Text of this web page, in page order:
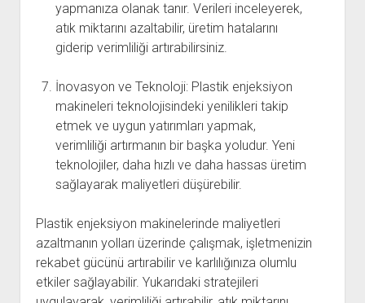
yapmanıza olanak tanır. Verileri inceleyerek,
atık miktarını azaltabilir, üretim hatalarını
giderip verimliliği artırabilirsiniz.
İnovasyon ve Teknoloji: Plastik enjeksiyon
makineleri teknolojisindeki yenilikleri takip
etmek ve uygun yatırımları yapmak,
verimliliği artırmanın bir başka yoludur. Yeni
teknolojiler, daha hızlı ve daha hassas üretim
sağlayarak maliyetleri düşürebilir.
Plastik enjeksiyon makinelerinde maliyetleri
azaltmanın yolları üzerinde çalışmak, işletmenizin
rekabet gücünü artırabilir ve karlılığınıza olumlu
etkiler sağlayabilir. Yukarıdaki stratejileri